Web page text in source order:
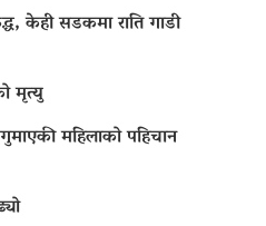
केही सडकमा राति गाडी
मृत्यु
महिलाको पहिचान